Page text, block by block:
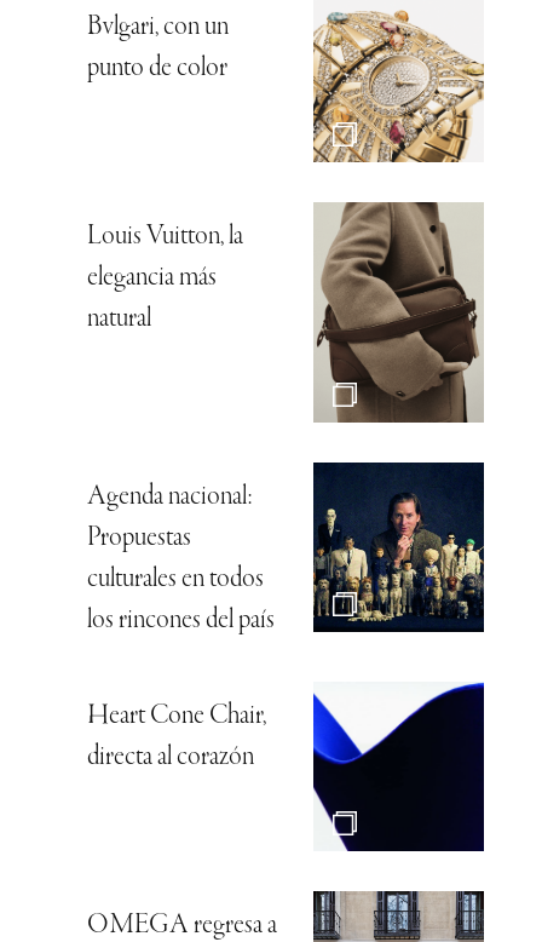
Bvlgari, con un
punto de color
Louis Vuitton, la
elegancia más
natural
Agenda nacional:
Propuestas
culturales en todos
los rincones del país
Heart Cone Chair,
directa al corazón
OMEGA regresa a